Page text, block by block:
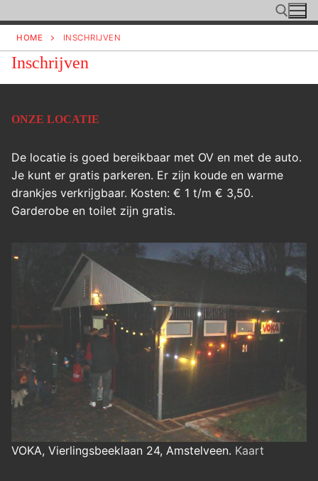
naar
inhoud
HOME INSCHRIJVEN
Inschrijven
ONZE LOCATIE
De locatie is goed bereikbaar met OV en met de auto.
Je kunt er gratis parkeren. Er zijn koude en warme
drankjes verkrijgbaar. Kosten: € 1 t/m € 3,50.
Garderobe en toilet zijn gratis.
VOKA, Vierlingsbeeklaan 24, Amstelveen. Kaart